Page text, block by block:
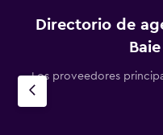
Directorio de
Los proveedores